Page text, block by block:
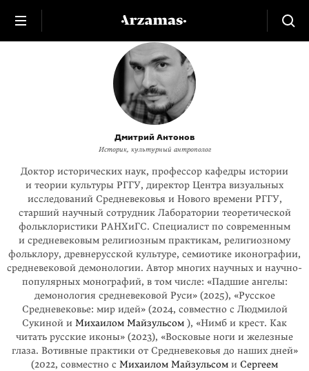
Дмитрий Антонов
Историк, культурный антрополог
Доктор исторических наук, профессор кафедры истории
и теории культуры РГГУ, директор Центра визуальных
исследований Средневековья и Нового времени РГГУ,
старший научный сотрудник Лаборатории теоретической
фольклористики РАНХиГС. Специалист по современным
и средневековым религиозным практикам, религиозному
фольклору, древнерусской культуре, семиотике иконографии,
средневековой демонологии. Автор многих научных и научно-
популярных монографий, в том числе: «Падшие ангелы:
демонология средневековой Руси» (2025), «Русское
Средневековье: мир идей» (2024, совместно с Людмилой
Сукиной и Михаилом Майзульсом ), «Нимб и крест. Как
читать русские иконы» (2023), «Восковые ноги и железные
глаза. Вотивные практики от Средневековья до наших дней»
(2022, совместно с Михаилом Майзульсом и Сергеем